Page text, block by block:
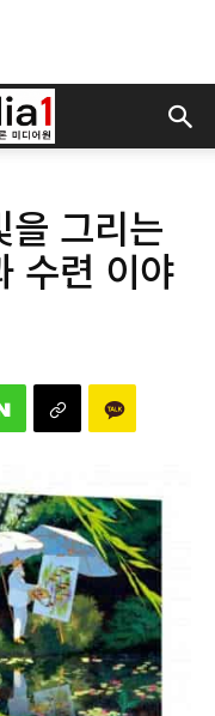
을 그리는
수련 이야